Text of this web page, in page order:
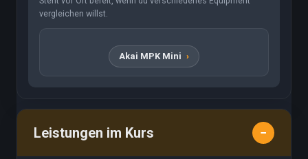
vergleichen willst.
Akai MPK Mini
Leistungen im Kurs